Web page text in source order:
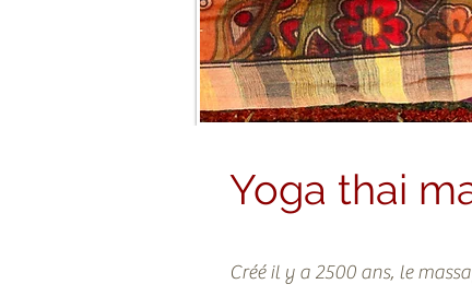
Yoga thai
Créé il y a 2500 ans, le